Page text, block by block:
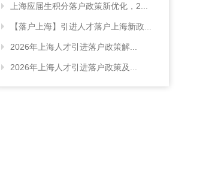
上海应届生积分落户政策新优化，2...
【落户上海】引进人才落户上海新政...
2026年上海人才引进落户政策解...
2026年上海人才引进落户政策及...